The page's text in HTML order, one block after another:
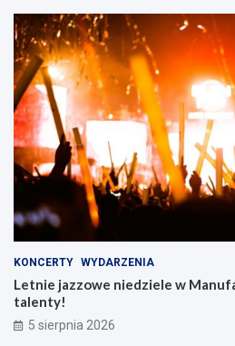
KONCERTY WYDARZENIA
Letnie jazzowe niedziele w
talenty!
5 sierpnia 2026